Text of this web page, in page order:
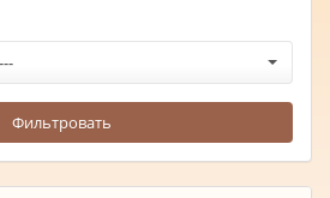
Фильтровать